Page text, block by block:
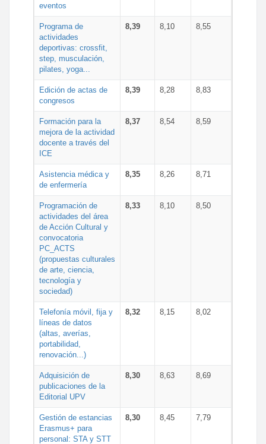
eventos
Programa de
actividades
deportivas: crossfit,
step, musculación,
pilates, yoga...
8,39 8,10 8,55
Edición de actas de
congresos
8,39 8,28 8,83
Formación para la
mejora de la actividad
docente a través del
ICE
8,37 8,54 8,59
Asistencia médica y
de enfermería
8,35 8,26 8,71
Programación de
actividades del área
de Acción Cultural y
convocatoria
PC_ACTS
(propuestas culturales
de arte, ciencia,
tecnología y
sociedad)
8,33 8,10 8,50
Telefonía móvil, fija y
líneas de datos
(altas, averías,
portabilidad,
renovación...)
8,32 8,15 8,02
Adquisición de
publicaciones de la
Editorial UPV
8,30 8,63 8,69
Gestión de estancias
Erasmus+ para
personal: STA y STT
8,30 8,45 7,79